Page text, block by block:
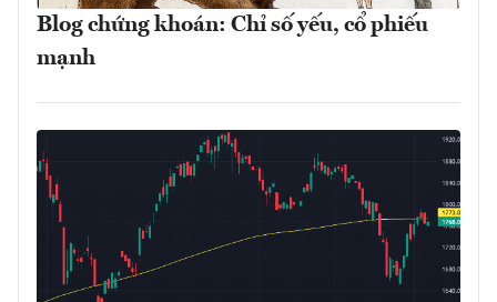
Blog chứng khoán: Chỉ số yếu, cổ phiếu
mạnh